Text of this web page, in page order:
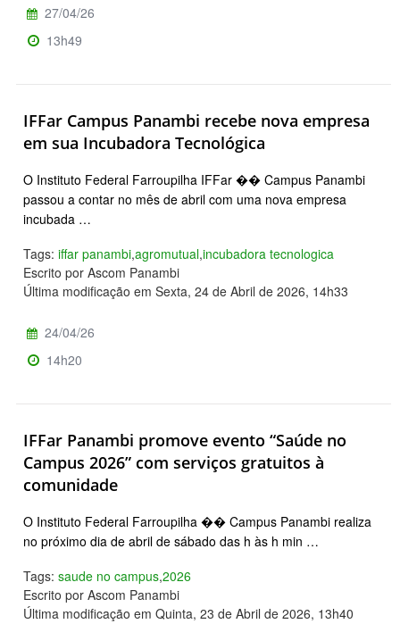
27/04/26
13h49
IFFar Campus Panambi recebe nova empresa
em sua Incubadora Tecnológica
O Instituto Federal Farroupilha IFFar �� Campus Panambi
passou a contar no mês de abril com uma nova empresa
incubada …
Tags: iffar panambi,agromutual,incubadora tecnologica
Escrito por Ascom Panambi
Última modificação em Sexta, 24 de Abril de 2026, 14h33
24/04/26
14h20
IFFar Panambi promove evento “Saúde no
Campus 2026” com serviços gratuitos à
comunidade
O Instituto Federal Farroupilha �� Campus Panambi realiza
no próximo dia de abril de sábado das h às h min …
Tags: saude no campus,2026
Escrito por Ascom Panambi
Última modificação em Quinta, 23 de Abril de 2026, 13h40